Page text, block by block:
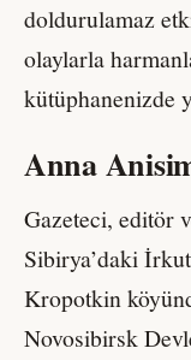
doldurulamaz
olaylarla
kütüphanenizde
Anna
Gazeteci, editör
Sibirya’daki
Kropotkin
Novosibirsk